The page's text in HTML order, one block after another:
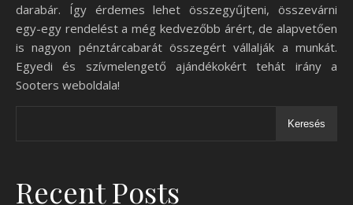
darabár. Így érdemes lehet összegyűjteni, összevárni
egy-egy rendelést a még kedvezőbb árért, de alapvetően
is nagyon pénztárcabarát összegért vállalják a munkát.
Egyedi és szívmelengető ajándékokért tehát irány a
Sooters weboldala!
Keresés
Recent Posts